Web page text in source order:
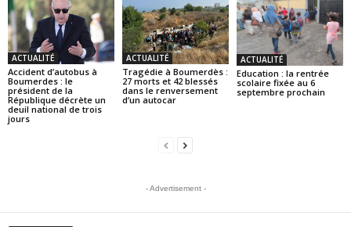
ACTUALITÉ
Accident d’autobus à
Boumerdes : le
président de la
République décrète un
deuil national de trois
jours
ACTUALITÉ
Tragédie à Boumerdès :
27 morts et 42 blessés
dans le renversement
d’un autocar
ACTUALITÉ
Education : la rentrée
scolaire fixée au 6
septembre prochain
- Advertisement -